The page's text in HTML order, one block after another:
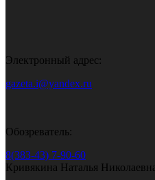
Электронный адрес:
gazeta.i@yandex.ru
Обозреватель:
8(383-43) 7-90-60
Кривякина Наталья